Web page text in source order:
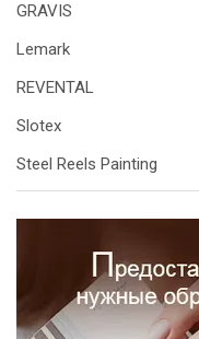
GRAVIS
Lemark
REVENTAL
Slotex
Steel Reels Painting